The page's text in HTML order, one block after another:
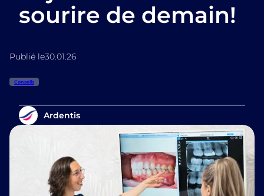
sourire de demain!
Publié le30.01.26
Conseils
Ardentis